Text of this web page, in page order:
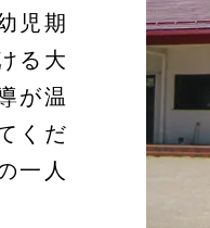
児期
る大
が温
くだ
一人